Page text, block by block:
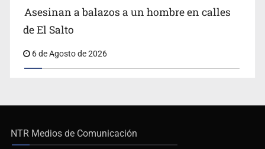
Asesinan a balazos a un hombre en calles
de El Salto
6 de Agosto de 2026
NTR Medios de Comunicación